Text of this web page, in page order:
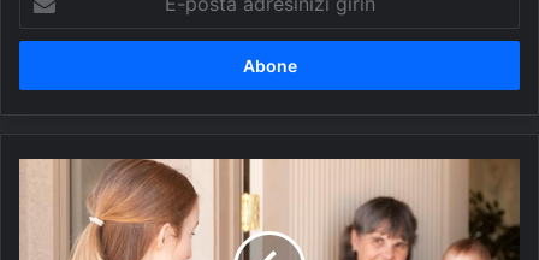
posta
adresinizi
olabilir!